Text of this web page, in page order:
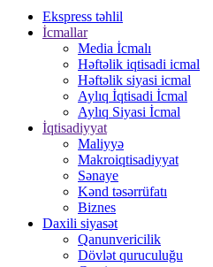
Ekspress təhlil
İcmallar
Media İcmalı
Həftəlik iqtisadi icmal
Həftəlik siyasi icmal
Aylıq İqtisadi İcmal
Aylıq Siyasi İcmal
İqtisadiyyat
Maliyyə
Makroiqtisadiyyat
Sənaye
Kənd təsərrüfatı
Biznes
Daxili siyasət
Qanunvericilik
Dövlət quruculuğu